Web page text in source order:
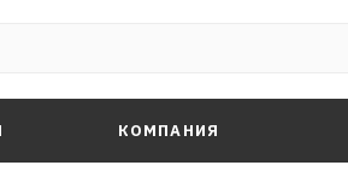
КОМПАНИЯ